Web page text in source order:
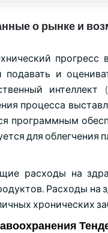
о рынке и
и
интеллект
процесса
программным
для
расходы на
Расходы
хронических